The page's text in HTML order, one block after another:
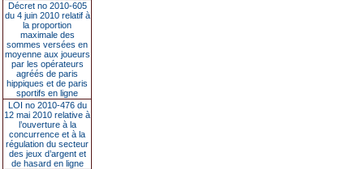
Décret no 2010-605
du 4 juin 2010 relatif à
la proportion
maximale des
sommes versées en
moyenne aux joueurs
par les opérateurs
agréés de paris
hippiques et de paris
sportifs en ligne
LOI no 2010-476 du
12 mai 2010 relative à
l’ouverture à la
concurrence et à la
régulation du secteur
des jeux d’argent et
de hasard en ligne